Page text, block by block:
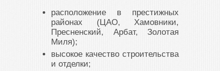
расположение в престижных
районах (ЦАО, Хамовники,
Пресненский, Арбат, Золотая
Миля);
высокое качество строительства
и отделки;